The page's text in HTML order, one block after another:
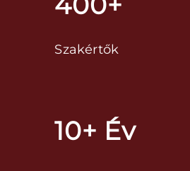
Szakértők
10+ Év